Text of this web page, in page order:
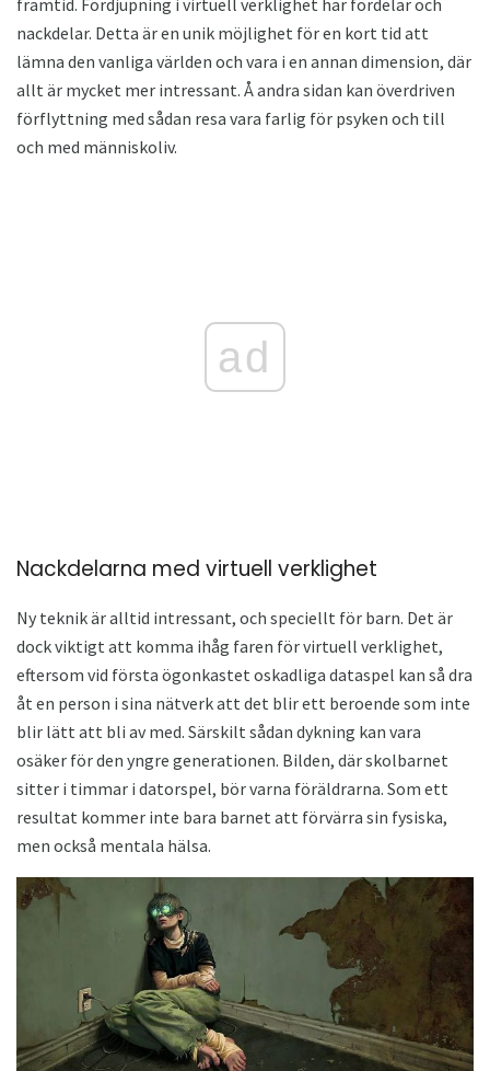
framtid. Fördjupning i virtuell verklighet har fördelar och
nackdelar. Detta är en unik möjlighet för en kort tid att
lämna den vanliga världen och vara i en annan dimension, där
allt är mycket mer intressant. Å andra sidan kan överdriven
förflyttning med sådan resa vara farlig för psyken och till
och med människoliv.
ad
Nackdelarna med virtuell verklighet
Ny teknik är alltid intressant, och speciellt för barn. Det är
dock viktigt att komma ihåg faren för virtuell verklighet,
eftersom vid första ögonkastet oskadliga dataspel kan så dra
åt en person i sina nätverk att det blir ett beroende som inte
blir lätt att bli av med. Särskilt sådan dykning kan vara
osäker för den yngre generationen. Bilden, där skolbarnet
sitter i timmar i datorspel, bör varna föräldrarna. Som ett
resultat kommer inte bara barnet att förvärra sin fysiska,
men också mentala hälsa.